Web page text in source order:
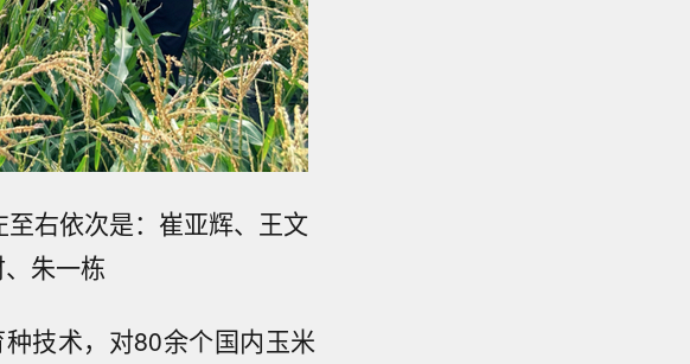
右依次是：崔亚辉、王文
朱一栋
技术，对80余个国内玉米